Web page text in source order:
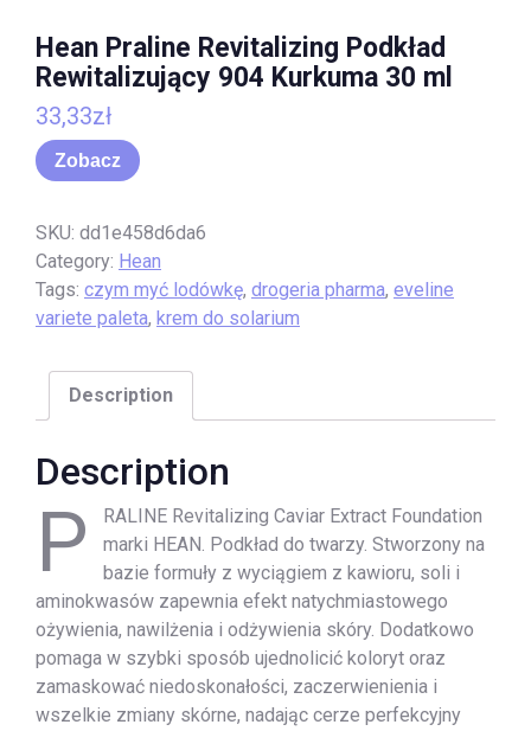
Hean Praline Revitalizing Podkład
Rewitalizujący 904 Kurkuma 30 ml
33,33zł
Zobacz
SKU: dd1e458d6da6
Category: Hean
Tags: czym myć lodówkę, drogeria pharma, eveline
variete paleta, krem do solarium
Description
Description
P
RALINE Revitalizing Caviar Extract Foundation
marki HEAN. Podkład do twarzy. Stworzony na
bazie formuły z wyciągiem z kawioru, soli i
aminokwasów zapewnia efekt natychmiastowego
ożywienia, nawilżenia i odżywienia skóry. Dodatkowo
pomaga w szybki sposób ujednolicić koloryt oraz
zamaskować niedoskonałości, zaczerwienienia i
wszelkie zmiany skórne, nadając cerze perfekcyjny